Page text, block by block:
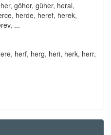
göher, güher, heral,
herde, heref, herek,
...
herf, herg, heri, herk, herr,